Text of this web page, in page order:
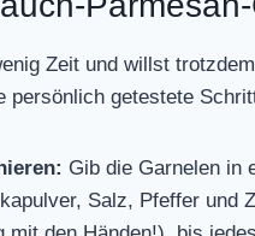
Zeit und willst
persönlich getestete
Gib die Garnelen in
Salz, Pfeffer und